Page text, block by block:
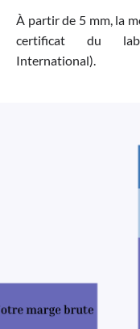
À partir de 5 mm, la
certificat du
International).